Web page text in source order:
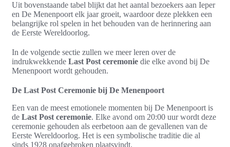
Uit bovenstaande tabel blijkt dat het aantal bezoekers aan Ieper
en De Menenpoort elk jaar groeit, waardoor deze plekken een
belangrijke rol spelen in het behouden van de herinnering aan
de Eerste Wereldoorlog.
In de volgende sectie zullen we meer leren over de
indrukwekkende Last Post ceremonie die elke avond bij De
Menenpoort wordt gehouden.
De Last Post Ceremonie bij De Menenpoort
Een van de meest emotionele momenten bij De Menenpoort is
de Last Post ceremonie. Elke avond om 20:00 uur wordt deze
ceremonie gehouden als eerbetoon aan de gevallenen van de
Eerste Wereldoorlog. Het is een symbolische traditie die al
sinds 1928 onafgebroken plaatsvindt.